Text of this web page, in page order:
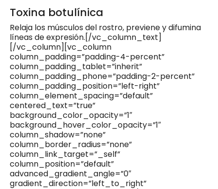
Toxina botulínica
Relaja los músculos del rostro, previene y difumina
líneas de expresión.[/vc_column_text]
[/vc_column][vc_column
column_padding=”padding-4-percent”
column_padding_tablet=”inherit”
column_padding_phone=”padding-2-percent”
column_padding_position=”left-right”
column_element_spacing=”default”
centered_text=”true”
background_color_opacity=”1″
background_hover_color_opacity=”1″
column_shadow=”none”
column_border_radius=”none”
column_link_target=”_self”
column_position=”default”
advanced_gradient_angle=”0″
gradient_direction=”left_to_right”